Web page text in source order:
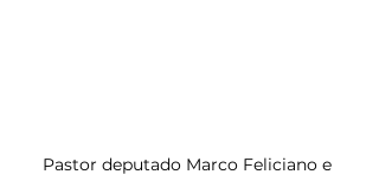
Pastor deputado Marco Feliciano e